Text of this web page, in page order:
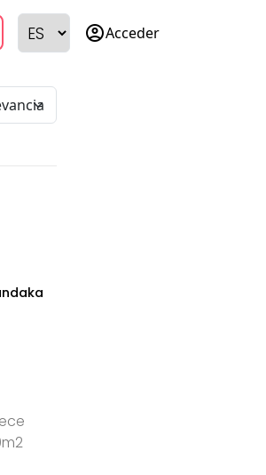
account_circleAcceder